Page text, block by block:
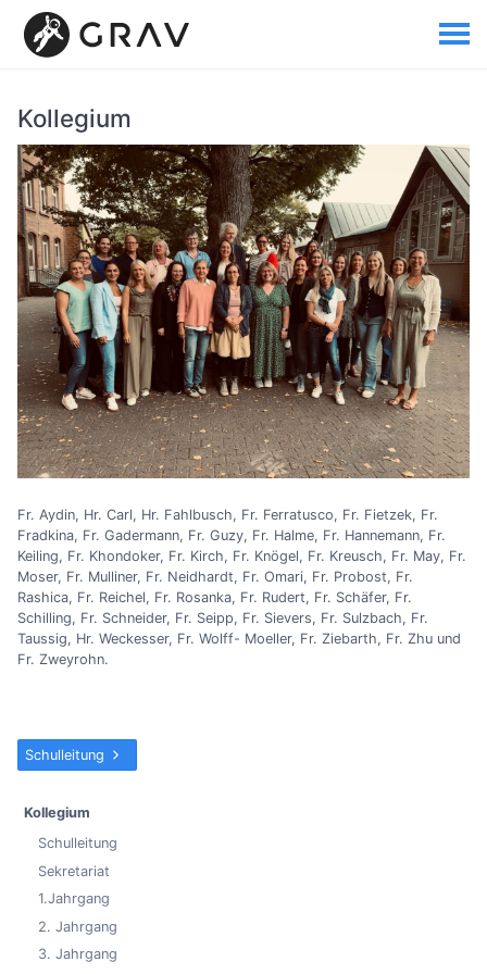
Kollegium
Fr. Aydin, Hr. Carl, Hr. Fahlbusch, Fr. Ferratusco, Fr. Fietzek, Fr.
Fradkina, Fr. Gadermann, Fr. Guzy, Fr. Halme, Fr. Hannemann, Fr.
Keiling, Fr. Khondoker, Fr. Kirch, Fr. Knögel, Fr. Kreusch, Fr. May, Fr.
Moser, Fr. Mulliner, Fr. Neidhardt, Fr. Omari, Fr. Probost, Fr.
Rashica, Fr. Reichel, Fr. Rosanka, Fr. Rudert, Fr. Schäfer, Fr.
Schilling, Fr. Schneider, Fr. Seipp, Fr. Sievers, Fr. Sulzbach, Fr.
Taussig, Hr. Weckesser, Fr. Wolff- Moeller, Fr. Ziebarth, Fr. Zhu und
Fr. Zweyrohn.
Schulleitung
Kollegium
Schulleitung
Sekretariat
1.Jahrgang
2. Jahrgang
3. Jahrgang